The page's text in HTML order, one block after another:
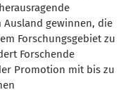
Ausland gewinnen, die
Forschungsgebiet zu
Forschende
Promotion mit bis zu